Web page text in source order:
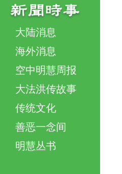
大陆消息
海外消息
空中明慧周报
大法洪传故事
传统文化
善恶一念间
明慧丛书